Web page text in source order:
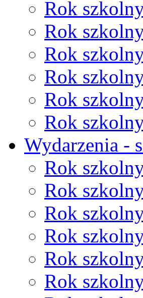
Rok
Rok
Rok
Rok
Rok
Rok
Wydarzenia -
Rok
Rok
Rok
Rok
Rok
Rok